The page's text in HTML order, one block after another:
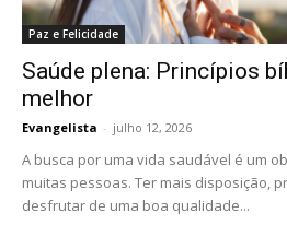
Paz e Felicidade
Saúde plena: Princípios
melhor
Evangelista - julho 12, 2026
A busca por uma vida saudável é um
muitas pessoas. Ter mais disposição,
desfrutar de uma boa qualidade...